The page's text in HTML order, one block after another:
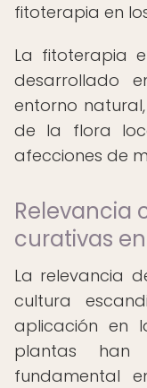
fitoterapia en
La fitoterapia
desarrollado
entorno
de la flora
afecciones de
Relevancia
curativas
La relevancia
cultura
aplicación en
plantas han
fundamental